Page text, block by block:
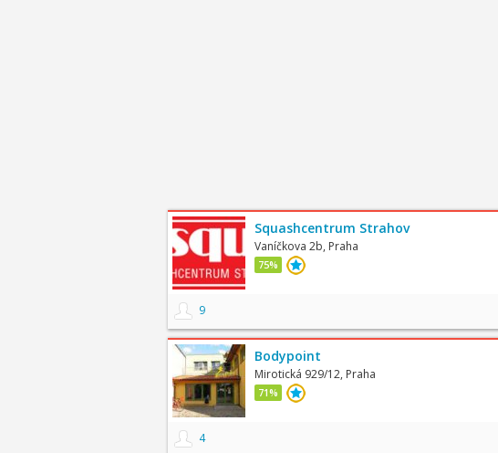
Squashcentrum Strahov
Vaníčkova 2b, Praha
75%
9
Bodypoint
Mirotická 929/12, Praha
71%
4